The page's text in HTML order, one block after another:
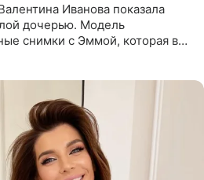
Иванова показала
дочерью. Модель
снимки с Эммой, которая в